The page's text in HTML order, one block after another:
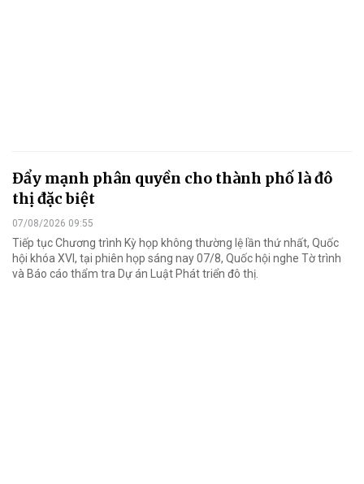
Đẩy mạnh phân quyền cho thành phố là đô
thị đặc biệt
07/08/2026 09:55
Tiếp tục Chương trình Kỳ họp không thường lệ lần thứ nhất, Quốc
hội khóa XVI, tại phiên họp sáng nay 07/8, Quốc hội nghe Tờ trình
và Báo cáo thẩm tra Dự án Luật Phát triển đô thị.